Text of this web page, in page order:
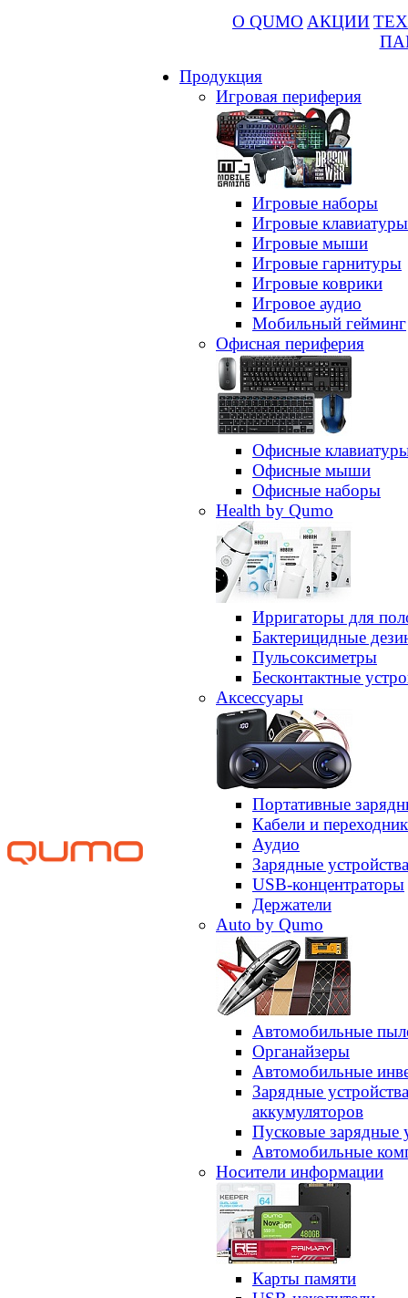
О QUMO АКЦИИ
Продукция
Игровая периферия
Игровые наборы
Игровые клавиатуры
Игровые мыши
Игровые гарнитуры
Игровые коврики
Игровое аудио
Мобильный гейминг
Офисная периферия
Офисные
Офисные мыши
Офисные наборы
Health by Qumo
Ирригаторы для
Бактерицидные
Пульсоксиметры
Бесконтактные
Аксессуары
Портативные
Кабели и
Аудио
Зарядные устройства
USB-концентраторы
Держатели
Auto by Qumo
Автомобильные
Органайзеры
Автомобильные
Зарядные
аккумуляторов
Пусковые зарядные
Автомобильные
Носители информации
Карты памяти